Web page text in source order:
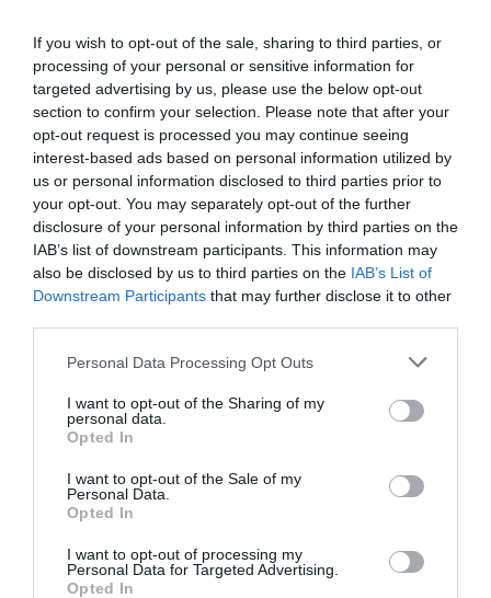
If you wish to opt-out of the sale, sharing to third parties, or
processing of your personal or sensitive information for
targeted advertising by us, please use the below opt-out
section to confirm your selection. Please note that after your
opt-out request is processed you may continue seeing
interest-based ads based on personal information utilized by
us or personal information disclosed to third parties prior to
your opt-out. You may separately opt-out of the further
disclosure of your personal information by third parties on the
IAB’s list of downstream participants. This information may
also be disclosed by us to third parties on the IAB’s List of
Downstream Participants that may further disclose it to other
Personal Data Processing Opt Outs
I want to opt-out of the Sharing of my
personal data.
Opted In
I want to opt-out of the Sale of my
Personal Data.
Opted In
I want to opt-out of processing my
Personal Data for Targeted Advertising.
Opted In